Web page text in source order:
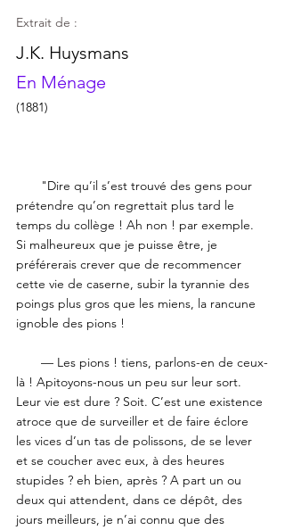
Extrait de :
J.K. Huysmans
En Ménage
(1881)
prétendre qu’on regrettait plus tard le
temps du collège ! Ah non ! par exemple.
Si malheureux que je puisse être, je
préférerais crever que de recommencer
cette vie de caserne, subir la tyrannie des
poings plus gros que les miens, la rancune
ignoble des pions !
là ! Apitoyons-nous un peu sur leur sort.
Leur vie est dure ? Soit. C’est une existence
atroce que de surveiller et de faire éclore
les vices d’un tas de polissons, de se lever
et se coucher avec eux, à des heures
stupides ? eh bien, après ? A part un ou
deux qui attendent, dans ce dépôt, des
jours meilleurs, je n’ai connu que des